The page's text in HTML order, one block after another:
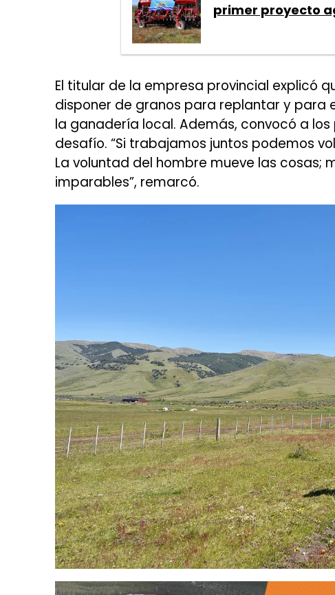
primer proyecto
El titular de la empresa provincial explicó
disponer de granos para replantar y
la ganadería local. Además, convocó a
desafío. “Si trabajamos juntos podemos
La voluntad del hombre mueve las cosas;
imparables”, remarcó.